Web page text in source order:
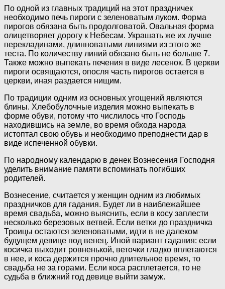
По одной из главных традиций на этот праздничек
необходимо печь пироги с зеленоватым луком. Форма
пирогов обязана быть продолговатой. Овальная форма
олицетворяет дорогу к Небесам. Украшать же их лучше
перекладинами, длинноватыми линиями из этого же
теста. По количеству линий обязано быть не больше 7.
Также можно выпекать печения в виде лесенок. В церкви
пироги освящаются, опосля часть пирогов остается в
церкви, иная раздается нищим.
По традиции одним из основных угощений являются
блины. Хлебобулочные изделия можно выпекать в
форме обуви, потому что числилось что Господь
находившись на земле, во время обхода народа
истоптал свою обувь и необходимо преподнести дар в
виде испеченной обувки.
По народному календарю в денек Вознесения Господня
уделить внимание памяти вспоминать погибших
родителей.
Вознесение, считается у женщин одним из любимых
праздничков для гадания. Будет ли в наиблежайшее
время свадьба, можно выяснить, если в косу заплести
несколько березовых ветвей. Если ветки до праздничка
Троицы остаются зеленоватыми, идти в не далеком
будущем девице под венец. Иной вариант гадания: если
косичка выходит ровненькой, веточки гладко вплетаются
в нее, и коса держится прочно длительное время, то
свадьба не за горами. Если коса расплетается, то не
судьба в ближний год девице выйти замуж.